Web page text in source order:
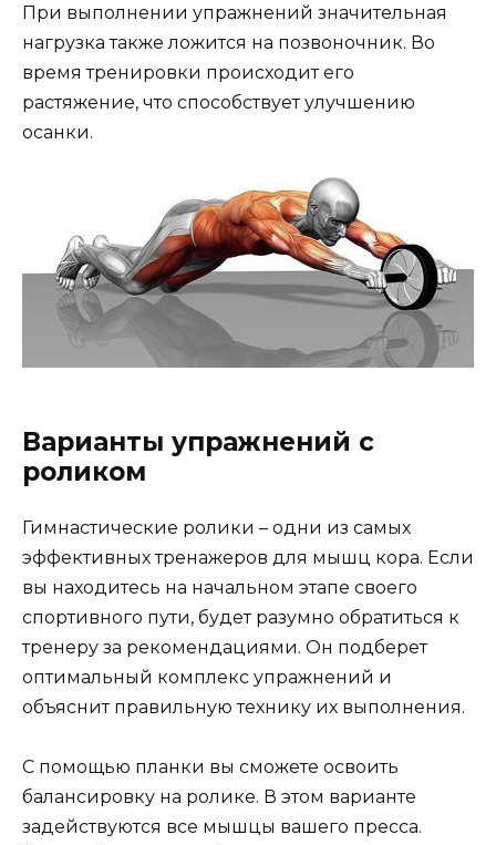
При выполнении упражнений значительная
нагрузка также ложится на позвоночник. Во
время тренировки происходит его
растяжение, что способствует улучшению
осанки.
Варианты упражнений с
роликом
Гимнастические ролики – одни из самых
эффективных тренажеров для мышц кора. Если
вы находитесь на начальном этапе своего
спортивного пути, будет разумно обратиться к
тренеру за рекомендациями. Он подберет
оптимальный комплекс упражнений и
объяснит правильную технику их выполнения.
С помощью планки вы сможете освоить
балансировку на ролике. В этом варианте
задействуются все мышцы вашего пресса.